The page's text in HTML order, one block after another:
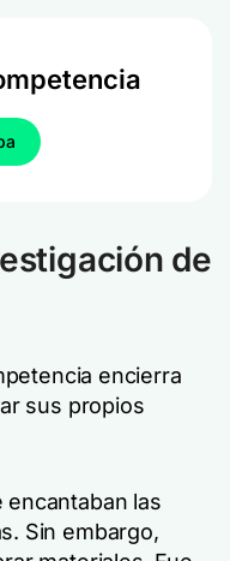
de
encierra
sus propios
encantaban las
Sin embargo,